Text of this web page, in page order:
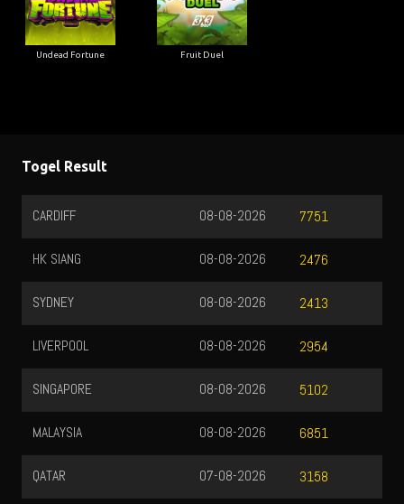
Undead Fortune Fruit Duel
Togel Result
CARDIFF 7751
08-08-2026
HK SIANG 2476
08-08-2026
SYDNEY 2413
08-08-2026
LIVERPOOL 2954
08-08-2026
SINGAPORE 5102
08-08-2026
MALAYSIA 6851
08-08-2026
QATAR 3158
07-08-2026